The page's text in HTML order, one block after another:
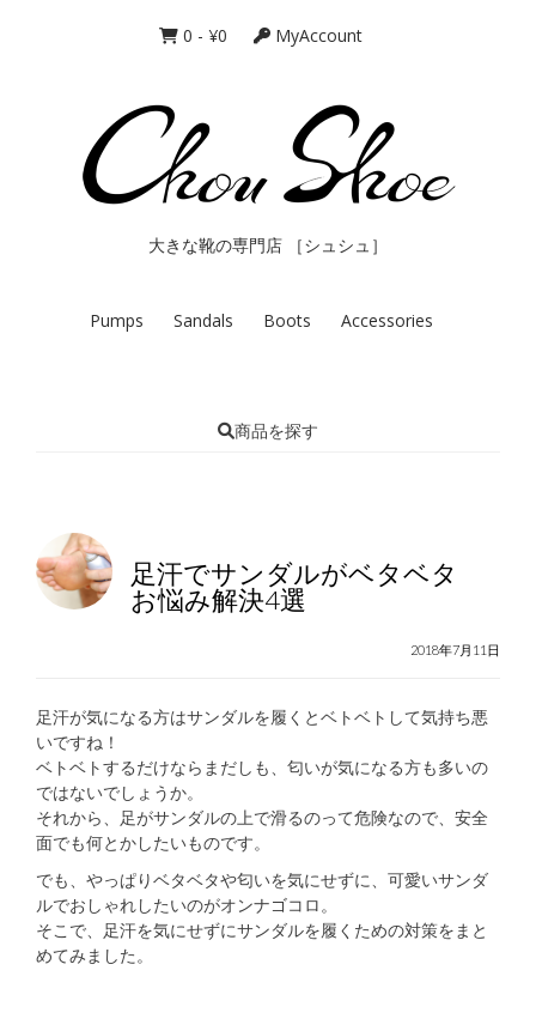
0 - ¥0 MyAccount
大きな靴の専門店 ［シュシュ］
Pumps Sandals Boots Accessories
商品を探す
足汗でサンダルがベタベタ
お悩み解決4選
2018年7月11日
足汗が気になる方はサンダルを履くとベトベトして気持ち悪
いですね！
ベトベトするだけならまだしも、匂いが気になる方も多いの
ではないでしょうか。
それから、足がサンダルの上で滑るのって危険なので、安全
面でも何とかしたいものです。
でも、やっぱりベタベタや匂いを気にせずに、可愛いサンダ
ルでおしゃれしたいのがオンナゴコロ。
そこで、足汗を気にせずにサンダルを履くための対策をまと
めてみました。